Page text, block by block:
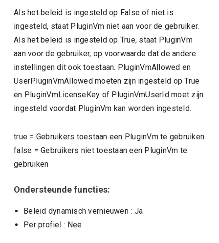
Als het beleid is ingesteld op False of niet is
ingesteld, staat PluginVm niet aan voor de gebruiker.
Als het beleid is ingesteld op True, staat PluginVm
aan voor de gebruiker, op voorwaarde dat de andere
instellingen dit ook toestaan. PluginVmAllowed en
UserPluginVmAllowed moeten zijn ingesteld op True
en PluginVmLicenseKey of PluginVmUserId moet zijn
ingesteld voordat PluginVm kan worden ingesteld.
true = Gebruikers toestaan een PluginVm te gebruiken
false =Gebruikers niet toestaan een PluginVm te
gebruiken
Ondersteunde functies:
Beleid dynamisch vernieuwen : Ja
Per profiel : Nee